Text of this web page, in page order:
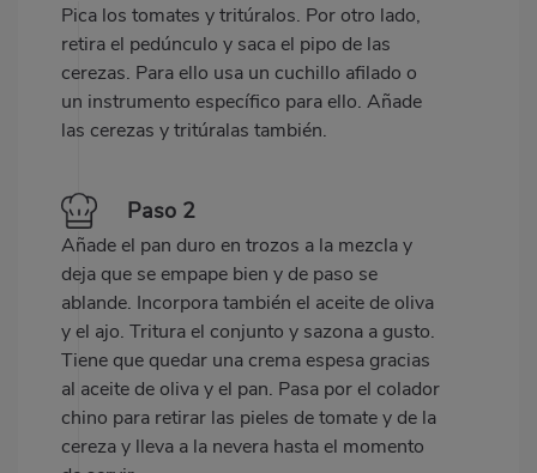
Pica los tomates y tritúralos. Por otro lado,
retira el pedúnculo y saca el pipo de las
cerezas. Para ello usa un cuchillo afilado o
un instrumento específico para ello. Añade
las cerezas y tritúralas también.
Paso 2
Añade el pan duro en trozos a la mezcla y
deja que se empape bien y de paso se
ablande. Incorpora también el aceite de oliva
y el ajo. Tritura el conjunto y sazona a gusto.
Tiene que quedar una crema espesa gracias
al aceite de oliva y el pan. Pasa por el colador
chino para retirar las pieles de tomate y de la
cereza y lleva a la nevera hasta el momento